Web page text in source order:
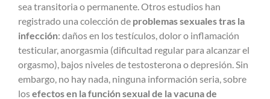
sea transitoria o permanente. Otros estudios han
registrado una colección de problemas sexuales tras la
infección: daños en los testículos, dolor o inflamación
testicular, anorgasmia (dificultad regular para alcanzar el
orgasmo), bajos niveles de testosterona o depresión. Sin
embargo, no hay nada, ninguna información seria, sobre
losefectos en la función sexual de la vacuna de